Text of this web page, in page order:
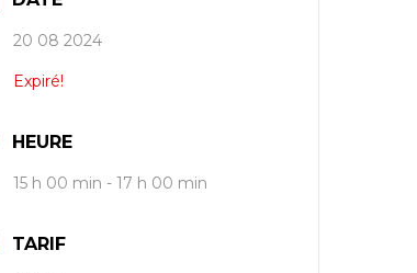
20 08 2024
Expiré!
HEURE
15 h 00 min - 17 h 00 min
TARIF